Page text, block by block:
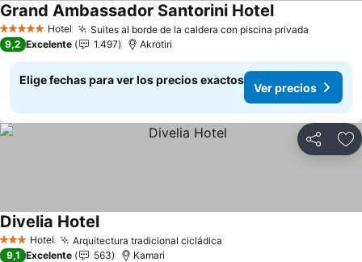
5 Estrellas Hotel Suites al borde de la caldera con piscina privada
Grand Ambassador Santorini HotelVer precios
9,2 Excelente 1.497 Akrotiri
Elige fechas para ver los precios exactos
Ver precios
Compartir
3 Estrellas
Hotel Arquitectura tradicional cicládica
Divelia HotelVer precios
9,1 Excelente 563 Kamari